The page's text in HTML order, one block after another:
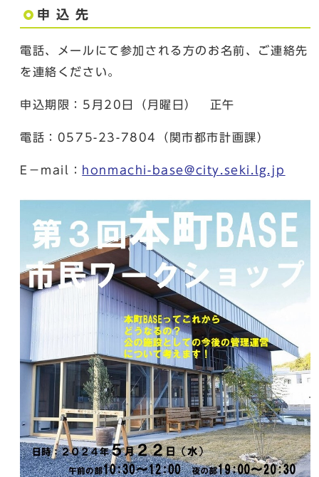
申 込 先
電話、メールにて参加される方のお名前、ご連絡先
を連絡ください。
申込期限：5月20日（月曜日） 正午
電話：0575-23-7804（関市都市計画課）
E－mail： honmachi-base@city.seki.lg.jp